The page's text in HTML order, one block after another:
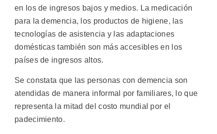
en los de ingresos bajos y medios. La medicación
para la demencia, los productos de higiene, las
tecnologías de asistencia y las adaptaciones
domésticas también son más accesibles en los
países de ingresos altos.
Se constata que las personas con demencia son
atendidas de manera informal por familiares, lo que
representa la mitad del costo mundial por el
padecimiento.